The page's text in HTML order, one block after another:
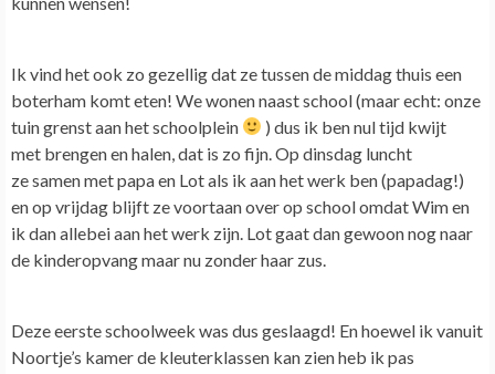
Ik vind het ook zo gezellig dat ze tussen de middag thuis een
boterham komt eten! We wonen naast school (maar echt: onze
tuin grenst aan het schoolplein
) dus ik ben nul tijd kwijt
met brengen en halen, dat is zo fijn. Op dinsdag luncht
ze samen met papa en Lot als ik aan het werk ben (papadag!)
en op vrijdag blijft ze voortaan over op school omdat Wim en
ik dan allebei aan het werk zijn. Lot gaat dan gewoon nog naar
de kinderopvang maar nu zonder haar zus.
Deze eerste schoolweek was dus geslaagd! En hoewel ik vanuit
Noortje’s kamer de kleuterklassen kan zien heb ik pas